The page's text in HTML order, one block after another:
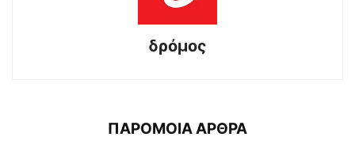
δρόμος
ΠΑΡΟΜΟΙΑ ΑΡΘΡΑ